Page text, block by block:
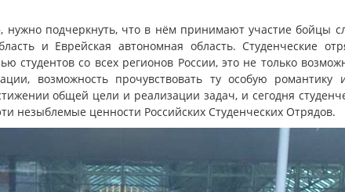
нужно подчеркнуть, что в нём принимают участие бойцы
и Еврейская автономная область. Студенческие
студентов со всех регионов России, это не только
возможность прочувствовать ту особую романтику
общей цели и реализации задач, и сегодня
незыблемые ценности Российских Студенческих Отрядов.